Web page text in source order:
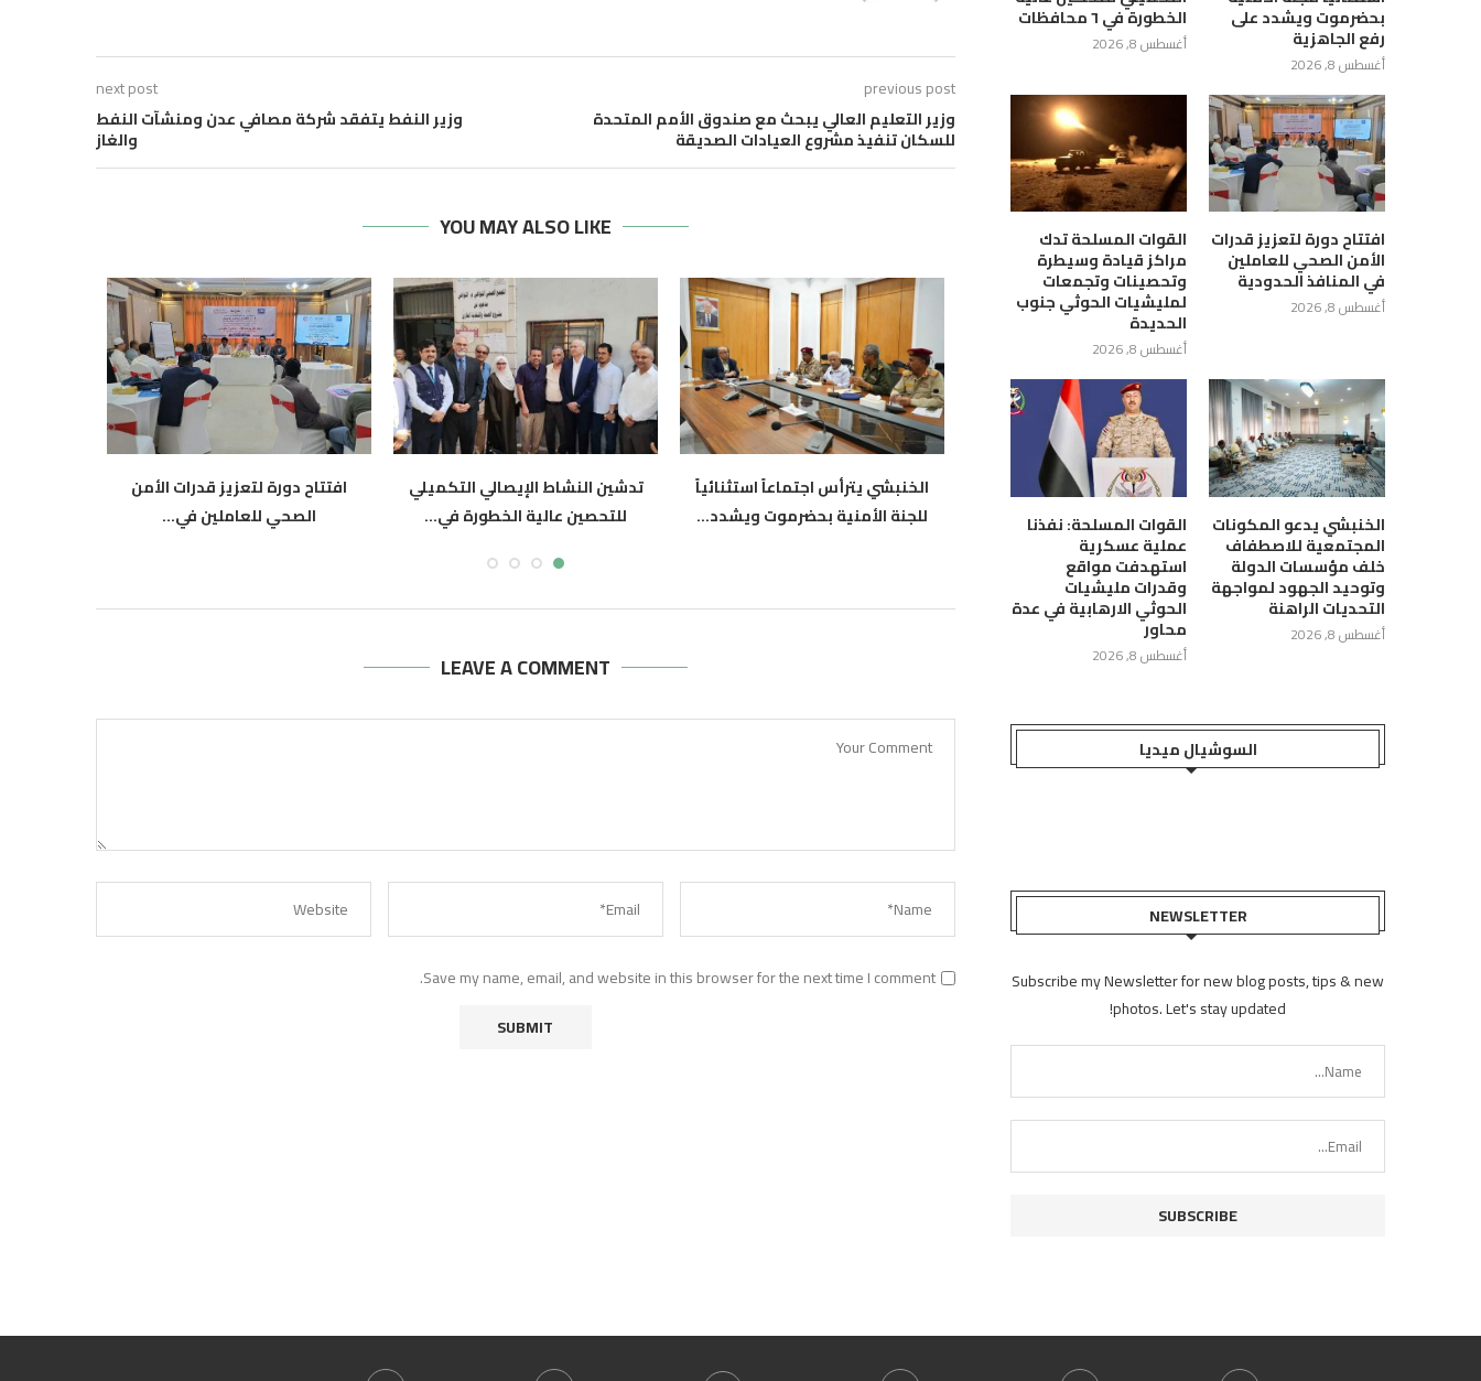
previous post
وزير التعليم العالي يبحث مع صندوق الأمم المتحدة
للسكان تنفيذ مشروع العيادات الصديقة
next post
وزير النفط يتفقد شركة مصافي عدن ومنشآت النفط
والغاز
YOU MAY ALSO LIKE
الخارجية ترحب ببيان مجلس
الأمن وتؤكد أن...
أغسطس 8, 2026
وزيرة الخارجية توجه رسالة إلى الأمين
العام للأمم...
أغسطس 8, 2026
الخنبشي يترأس اجتماعاً استثنائياً
للجنة الأمنية بحضرموت ويشدد...
تدشين النشاط الإيصالي التكميلي
للتحصين عالية الخطورة في...
أغسطس 8, 2026
افتتاح دورة لتعزيز قدرات الأمن
الصحي للعاملين في...
LEAVE A COMMENT
Save my name, email, and website in this browser for the next time I comment.
بحضرموت ويشدد على
رفع الجاهزية
أغسطس 8, 2026
الخطورة في ٦ محافظات
أغسطس 8, 2026
افتتاح دورة لتعزيز قدرات
الأمن الصحي للعاملين
في المنافذ الحدودية
أغسطس 8, 2026
القوات المسلحة تدك
مراكز قيادة وسيطرة
وتحصينات وتجمعات
لمليشيات الحوثي جنوب
الحديدة
أغسطس 8, 2026
الخنبشي يدعو المكونات
المجتمعية للاصطفاف
خلف مؤسسات الدولة
وتوحيد الجهود لمواجهة
التحديات الراهنة
أغسطس 8, 2026
القوات المسلحة: نفذنا
عملية عسكرية
استهدفت مواقع
وقدرات مليشيات
الحوثي الارهابية في عدة
محاور
أغسطس 8, 2026
السوشيال ميديا
NEWSLETTER
Subscribe my Newsletter for new blog posts, tips & new
photos. Let's stay updated!